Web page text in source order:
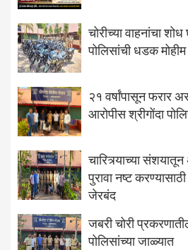
चोरीच्या वाहनांचा
पोलिसांची धडक मोहीम
२१ वर्षांपासून फरार
आरोपीस श्रीगोंदा
चारित्र्याच्या
पुरावा नष्ट
जेरबंद
जबरी चोरी
पोलिसांच्या जाळ्यात